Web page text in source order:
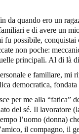
da quando ero un
e di avere un
fu possibile,
non poche:
principali. Al di là
e familiare, mi
democratica,
per me alla “fatica”
del sé. Il lavoratore
l’uomo (donna)
il compagno, il